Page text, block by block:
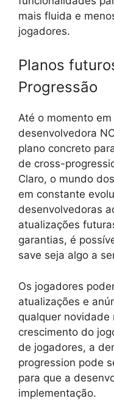
mais fluida e
jogadores.
Planos
Progressão
Até o momento
desenvolvedora
plano concreto
de cross-
Claro, o mundo
em constante
desenvolvedoras
atualizações
garantias, é
save seja algo a
Os jogadores
atualizações e
qualquer novidade
crescimento do
de jogadores, a
progression pode
para que a
implementação.